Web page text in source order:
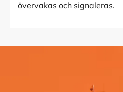
övervakas och signaleras.